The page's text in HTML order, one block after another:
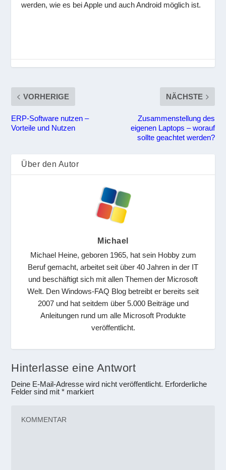
werden, wie es bei Apple und auch Android möglich ist.
VORHERIGE
ERP-Software nutzen –
Vorteile und Nutzen
NÄCHSTE
Zusammenstellung des
eigenen Laptops – worauf
sollte geachtet werden?
Über den Autor
Michael
Michael Heine, geboren 1965, hat sein Hobby zum
Beruf gemacht, arbeitet seit über 40 Jahren in der IT
und beschäftigt sich mit allen Themen der Microsoft
Welt. Den Windows-FAQ Blog betreibt er bereits seit
2007 und hat seitdem über 5.000 Beiträge und
Anleitungen rund um alle Microsoft Produkte
veröffentlicht.
Hinterlasse eine Antwort
Deine E-Mail-Adresse wird nicht veröffentlicht. Erforderliche
Felder sind mit* markiert